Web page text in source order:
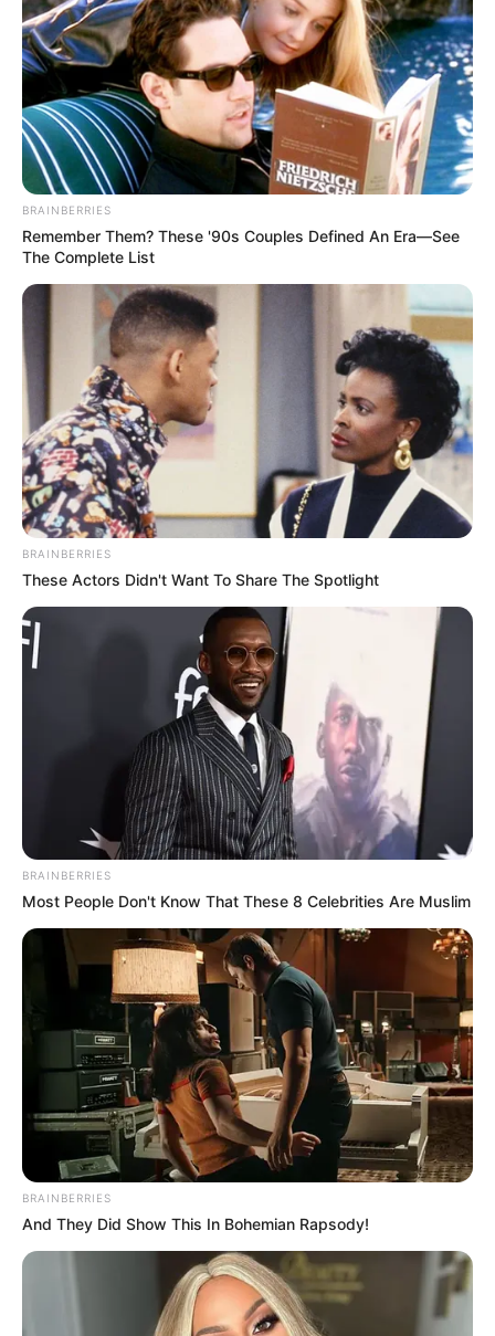
(foto: instagram/ray_samuraitattooo)
6. Bermuka pizza, kreasi yang satu ini ternyata cukup
imut juga ya
(foto: instagram/ray_samuraitattooo)
7. Bisa juga menggambar kucing kesayangan
BRAINBERRIES
Remember Them? These '90s Couples Defined An Era—See
The Complete List
BRAINBERRIES
These Actors Didn't Want To Share The Spotlight
BRAINBERRIES
Most People Don't Know That These 8 Celebrities Are Muslim
BRAINBERRIES
And They Did Show This In Bohemian Rapsody!